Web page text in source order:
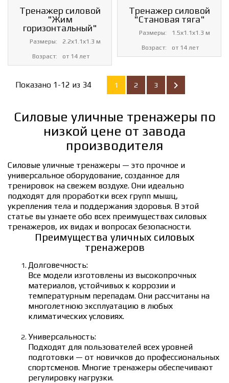
Тренажер силовой
"Жим
горизонтальный"
Размеры: 2.2х1.1х1.3 м
Возраст: от 14 лет
Тренажер силовой
"Становая тяга"
Размеры: 1.5х1.1х1.3 м
Возраст: от 14 лет
Показано 1-12 из 34 1 2 3 
Силовые уличные тренажеры по
низкой цене от завода
производителя
Силовые уличные тренажеры — это прочное и
универсальное оборудование, созданное для
тренировок на свежем воздухе. Они идеально
подходят для проработки всех групп мышц,
укрепления тела и поддержания здоровья. В этой
статье вы узнаете обо всех преимуществах силовых
тренажеров, их видах и вопросах безопасности.
Преимущества уличных силовых
тренажеров
Долговечность:
Все модели изготовлены из высокопрочных
материалов, устойчивых к коррозии и
температурным перепадам. Они рассчитаны на
многолетнюю эксплуатацию в любых
климатических условиях.
Универсальность:
Подходят для пользователей всех уровней
подготовки — от новичков до профессиональных
спортсменов. Многие тренажеры обеспечивают
регулировку нагрузки.